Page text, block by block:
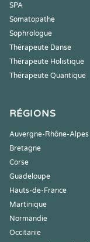
SPA
Somatopathe
Sophrologue
Thérapeute Danse
Thérapeute Holistique
Thérapeute Quantique
RÉGIONS
Auvergne-Rhône-Alpes
Bretagne
Corse
Guadeloupe
Hauts-de-France
Martinique
Normandie
Occitanie